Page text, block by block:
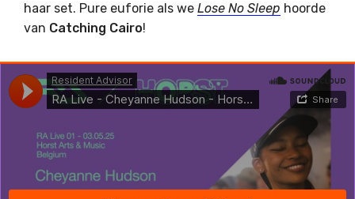
haar set. Pure euforie als we Lose No Sleep hoorde
van Catching Cairo!